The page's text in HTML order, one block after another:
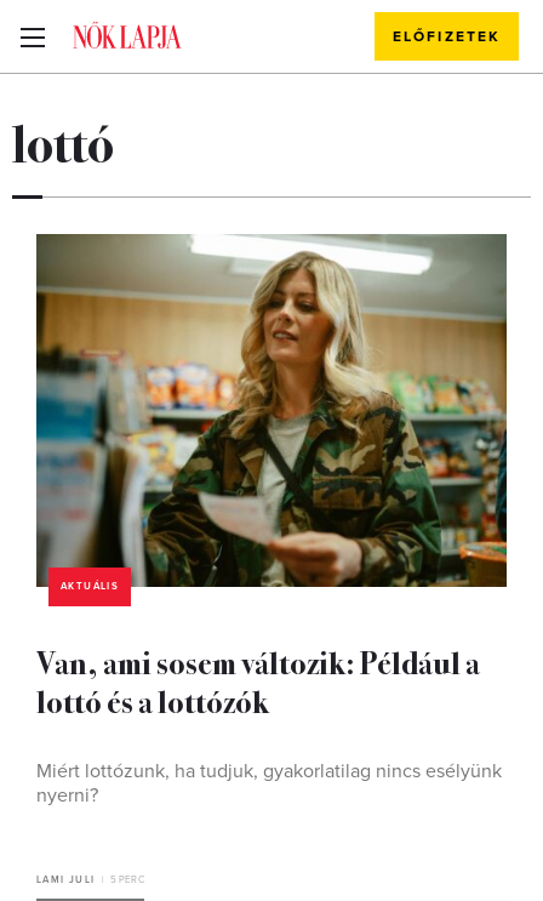
ELŐFIZETEK
lottó
AKTUÁLIS
Van, ami sosem változik: Például a
lottó és a lottózók
Miért lottózunk, ha tudjuk, gyakorlatilag nincs esélyünk
nyerni?
LAMI JULI 5 PERC